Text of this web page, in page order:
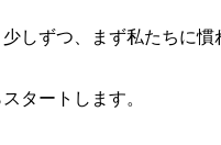
しずつ、まず私たちに慣
タートします。